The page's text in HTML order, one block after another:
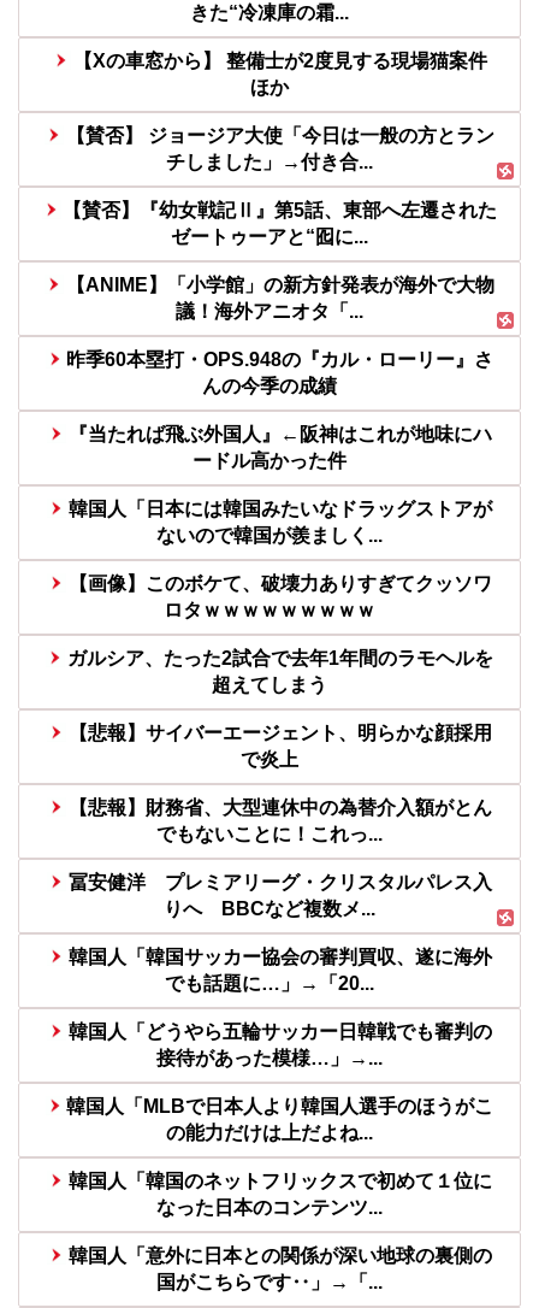
きた“冷凍庫の霜...
【Xの車窓から】 整備士が2度見する現場猫案件
ほか
【賛否】 ジョージア大使「今日は一般の方とラン
チしました」→付き合...
【賛否】『幼女戦記Ⅱ』第5話、東部へ左遷された
ゼートゥーアと“囮に...
【ANIME】「小学館」の新方針発表が海外で大物
議！海外アニオタ「...
昨季60本塁打・OPS.948の『カル・ローリー』さ
んの今季の成績
『当たれば飛ぶ外国人』←阪神はこれが地味にハ
ードル高かった件
韓国人「日本には韓国みたいなドラッグストアが
ないので韓国が羨ましく...
【画像】このボケて、破壊力ありすぎてクッソワ
ロタｗｗｗｗｗｗｗｗｗ
ガルシア、たった2試合で去年1年間のラモヘルを
超えてしまう
【悲報】サイバーエージェント、明らかな顔採用
で炎上
【悲報】財務省、大型連休中の為替介入額がとん
でもないことに！これっ...
冨安健洋 プレミアリーグ・クリスタルパレス入
りへ BBCなど複数メ...
韓国人「韓国サッカー協会の審判買収、遂に海外
でも話題に…」→「20...
韓国人「どうやら五輪サッカー日韓戦でも審判の
接待があった模様…」→...
韓国人「MLBで日本人より韓国人選手のほうがこ
の能力だけは上だよね...
韓国人「韓国のネットフリックスで初めて１位に
なった日本のコンテンツ...
韓国人「意外に日本との関係が深い地球の裏側の
国がこちらです‥」→「...